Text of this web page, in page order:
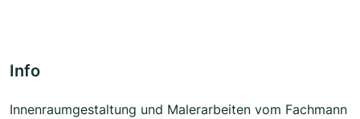
Info
Innenraumgestaltung und Malerarbeiten vom Fachmann